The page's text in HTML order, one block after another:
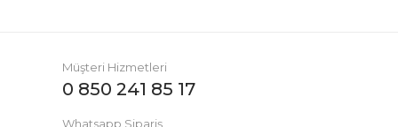
Müşteri Hizmetleri
0 850 241 85 17
Whatsapp Sipariş